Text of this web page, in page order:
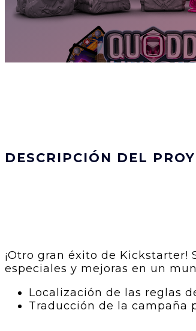
DESCRIPCIÓN DEL
¡Otro gran éxito de
especiales y mejoras en un
Localización de las reglas
Traducción de la campaña